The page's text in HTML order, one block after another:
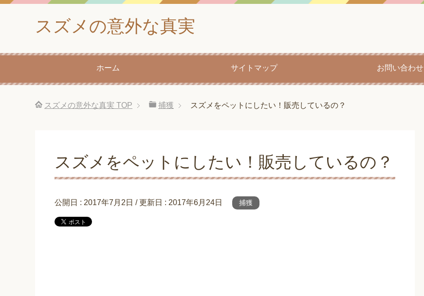
スズメの意外な真実
ホーム サイトマップ お問い合わせ
スズメの意外な真実 TOP 捕獲 スズメをペットにしたい！販売しているの？
スズメをペットにしたい！販売しているの？
公開日 : 2017年7月2日 / 更新日 : 2017年6月24日 捕獲